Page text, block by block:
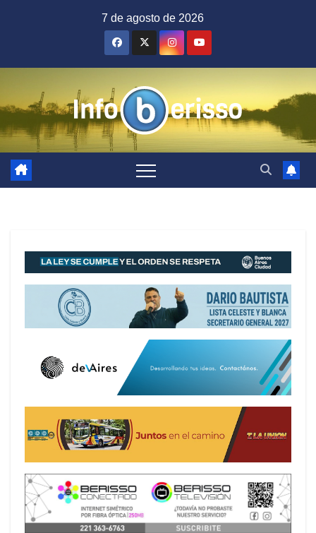
7 de agosto de 2026